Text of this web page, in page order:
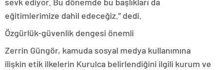
eğitimlerimize dahil edeceğiz.” dedi.
Özgürlük-güvenlik dengesi önemli
Zerrin Güngör, kamuda sosyal medya kullanımına
ilişkin etik ilkelerin Kurulca belirlendiğini ilgili kurum ve